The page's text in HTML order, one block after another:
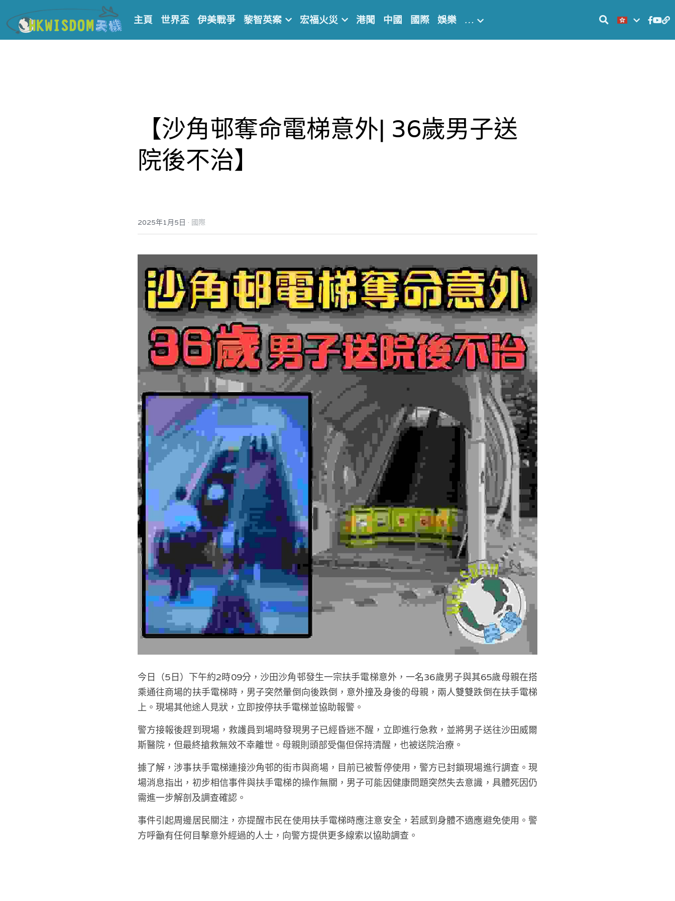
主頁 世界盃 伊美戰爭 黎智英案 宏福火災 港聞 中國 國際 娛樂 …
【沙角邨奪命電梯意外| 36歲男子送
院後不治】
2025年1月5日 · 國際
今日（5日）下午約2時09分，沙田沙角邨發生一宗扶手電梯意外，一名36歲男子與其65歲母親在搭
乘通往商場的扶手電梯時，男子突然暈倒向後跌倒，意外撞及身後的母親，兩人雙雙跌倒在扶手電梯
上。現場其他途人見狀，立即按停扶手電梯並協助報警。
警方接報後趕到現場，救護員到場時發現男子已經昏迷不醒，立即進行急救，並將男子送往沙田威爾
斯醫院，但最終搶救無效不幸離世。母親則頭部受傷但保持清醒，也被送院治療。
據了解，涉事扶手電梯連接沙角邨的街市與商場，目前已被暫停使用，警方已封鎖現場進行調查。現
場消息指出，初步相信事件與扶手電梯的操作無關，男子可能因健康問題突然失去意識，具體死因仍
需進一步解剖及調查確認。
事件引起周邊居民關注，亦提醒市民在使用扶手電梯時應注意安全，若感到身體不適應避免使用。警
方呼籲有任何目擊意外經過的人士，向警方提供更多線索以協助調查。